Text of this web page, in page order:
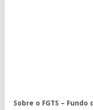
Sobre o FGTS –